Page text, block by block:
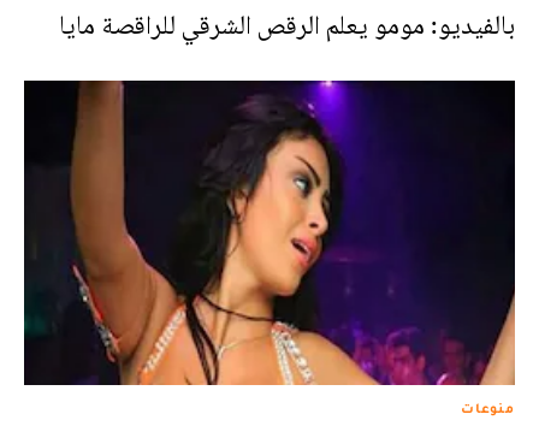
بالفيديو: مومو يعلم الرقص الشرقي للراقصة مايا
منوعات